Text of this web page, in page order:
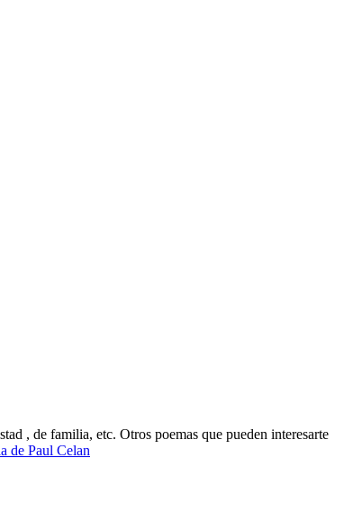
, de familia, etc. Otros poemas que pueden interesarte
de Paul Celan